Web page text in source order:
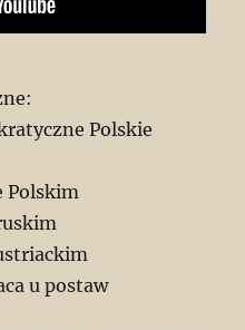
Polskie
Polskim
u postaw